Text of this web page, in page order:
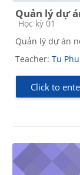
Quản lý dự
Course category
Học kỳ 01
Quản lý dự án
Teacher: Tu
Click to